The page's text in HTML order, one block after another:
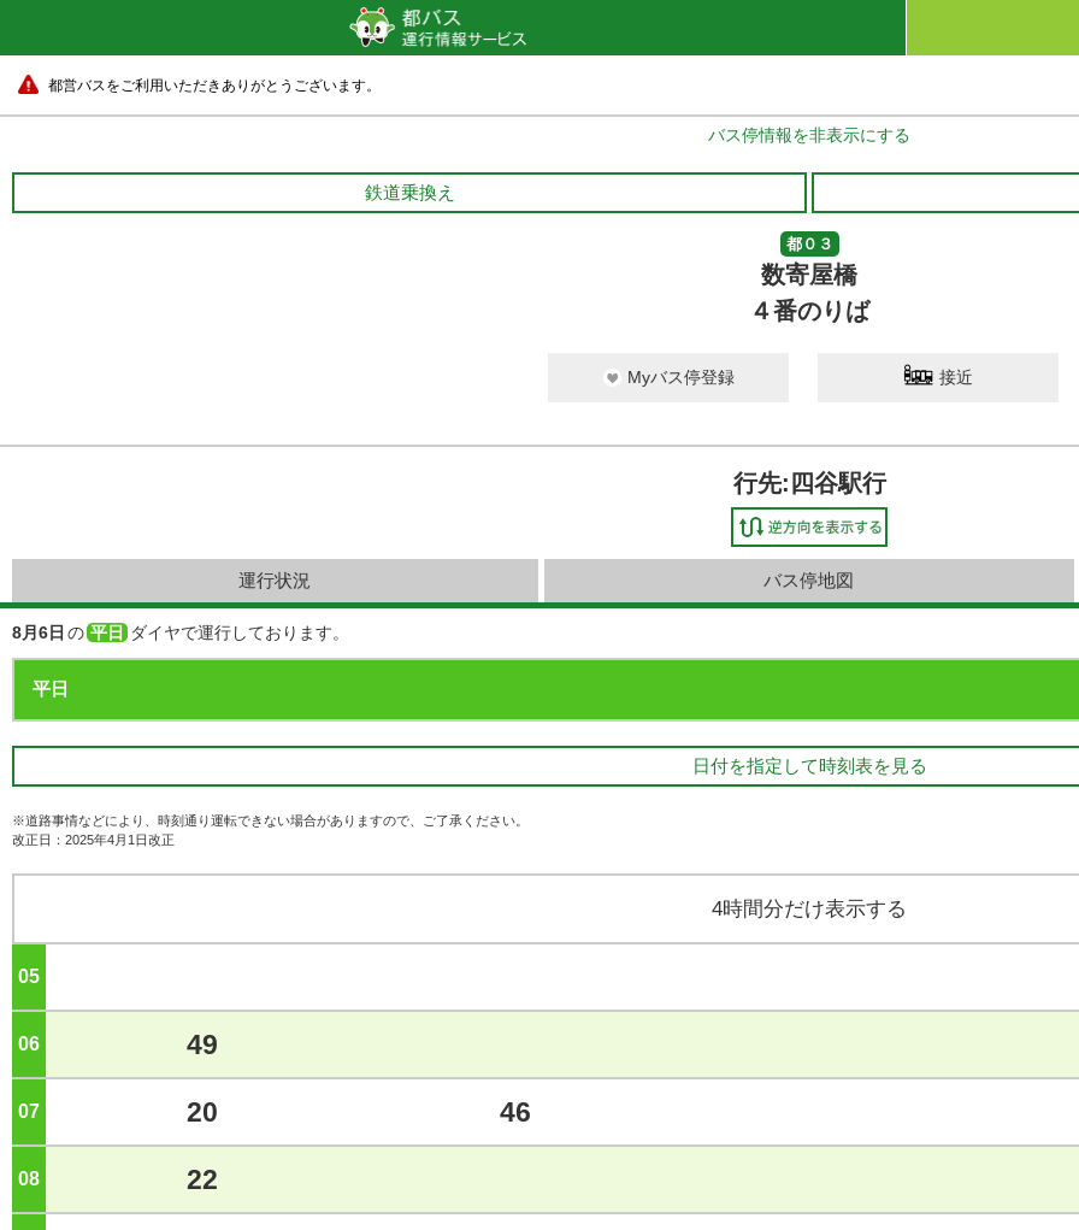
都営バスをご利用いただきありがとうございます。
バス停情報を非表示にする
鉄道乗換え
都０３
数寄屋橋
４番のりば
Myバス停登録 接近
行先:四谷駅行
運行状況 バス停地図
8月6日 の 平日 ダイヤで運行しております。
日付を指定して時刻表を見る
※道路事情などにより、時刻通り運転できない場合がありますので、ご了承ください。
改正日：2025年4月1日改正
4時間分だけ表示する
05
06 49
07 20 46
08 22